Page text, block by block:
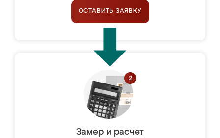
ОСТАВИТЬ ЗАЯВКУ
Замер и расчет